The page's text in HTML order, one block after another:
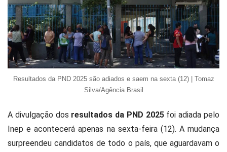
Resultados da PND 2025 são adiados e saem na sexta (12) | Tomaz
Silva/Agência Brasil
A divulgação dos resultados da PND 2025foi adiada pelo
Inep e acontecerá apenas na sexta-feira (12). A mudança
surpreendeu candidatos de todo o país, que aguardavam o